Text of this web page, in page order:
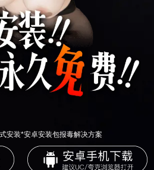
安装*安卓安装包报毒解决方案